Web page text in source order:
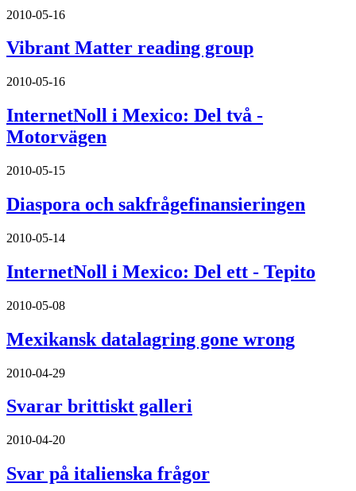
2010-05-16
Vibrant Matter reading group
2010-05-16
InternetNoll i Mexico: Del två -
Motorvägen
2010-05-15
Diaspora och sakfrågefinansieringen
2010-05-14
InternetNoll i Mexico: Del ett - Tepito
2010-05-08
Mexikansk datalagring gone wrong
2010-04-29
Svarar brittiskt galleri
2010-04-20
Svar på italienska frågor